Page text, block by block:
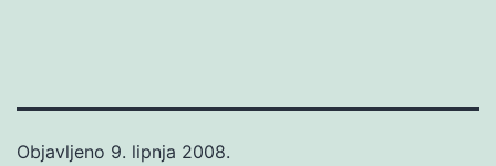
Objavljeno 9. lipnja 2008.